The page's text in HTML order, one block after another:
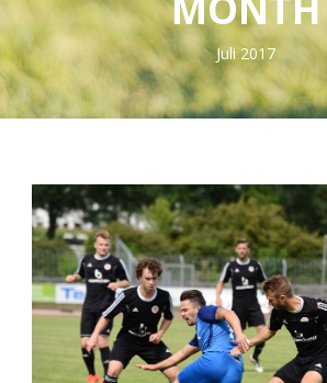
Juli 2017